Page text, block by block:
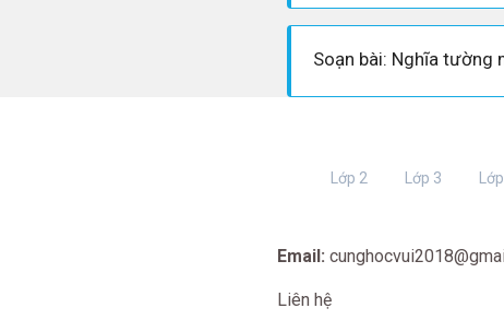
Lớp 2 Lớp 3
Email:
Liên hệ